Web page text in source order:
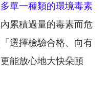
單一種類的環境毒素
內累積過量的毒素而危
選擇檢驗合格、向有
能放心地大快朵頤